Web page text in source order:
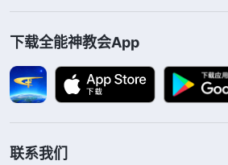
干，他反对你。……他为什么凭
事实、颠倒黑白？没有真理啥也
卑鄙的东西。这样的人如果听见
感，让人学会顺服神，他能凭神
理吗？（不能。）”《讲道交通
〈基督用真理来作审判的工作〉
下载全能神教会App
联系我们